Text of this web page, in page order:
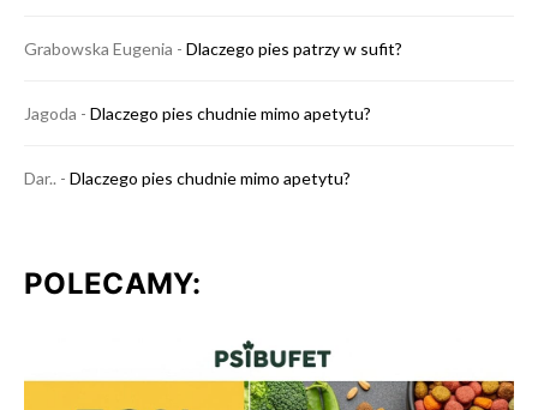
Grabowska Eugenia - Dlaczego pies patrzy w sufit?
Jagoda - Dlaczego pies chudnie mimo apetytu?
Dar.. - Dlaczego pies chudnie mimo apetytu?
POLECAMY: